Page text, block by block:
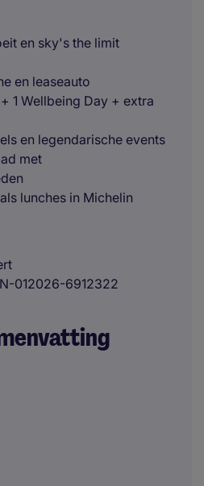
en sky's the limit
en leaseauto
1 Wellbeing Day + extra
en legendarische events
met
lunches in Michelin
012026-6912322